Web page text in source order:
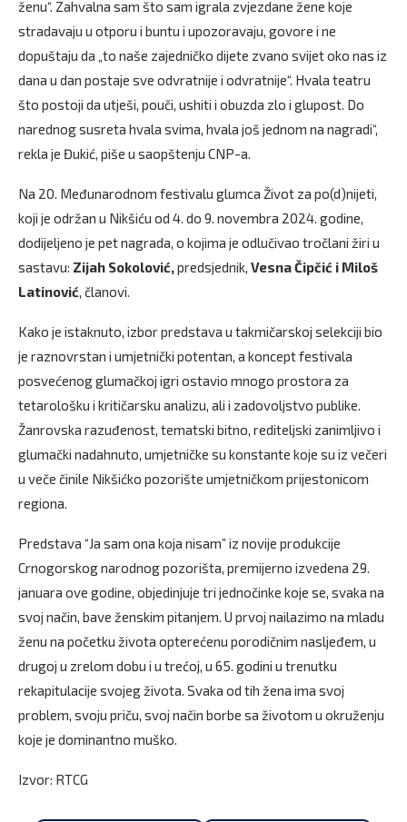
ženu“. Zahvalna sam što sam igrala zvjezdane žene koje
stradavaju u otporu i buntu i upozoravaju, govore i ne
dopuštaju da „to naše zajedničko dijete zvano svijet oko nas iz
dana u dan postaje sve odvratnije i odvratnije“. Hvala teatru
što postoji da utješi, pouči, ushiti i obuzda zlo i glupost. Do
narednog susreta hvala svima, hvala još jednom na nagradi“,
rekla je Đukić, piše u saopštenju CNP-a.
Na 20. Međunarodnom festivalu glumca Život za po(d)nijeti,
koji je održan u Nikšiću od 4. do 9. novembra 2024. godine,
dodijeljeno je pet nagrada, o kojima je odlučivao tročlani žiri u
sastavu: Zijah Sokolović,predsjednik, Vesna Čipčić i Miloš
Latinović, članovi.
Kako je istaknuto, izbor predstava u takmičarskoj selekciji bio
je raznovrstan i umjetnički potentan, a koncept festivala
posvećenog glumačkoj igri ostavio mnogo prostora za
tetarološku i kritičarsku analizu, ali i zadovoljstvo publike.
Žanrovska razuđenost, tematski bitno, rediteljski zanimljivo i
glumački nadahnuto, umjetničke su konstante koje su iz večeri
u veče činile Nikšićko pozorište umjetničkom prijestonicom
regiona.
Predstava “Ja sam ona koja nisam” iz novije produkcije
Crnogorskog narodnog pozorišta, premijerno izvedena 29.
januara ove godine, objedinjuje tri jednočinke koje se, svaka na
svoj način, bave ženskim pitanjem. U prvoj nailazimo na mladu
ženu na početku života opterećenu porodičnim nasljeđem, u
drugoj u zrelom dobu i u trećoj, u 65. godini u trenutku
rekapitulacije svojeg života. Svaka od tih žena ima svoj
problem, svoju priču, svoj način borbe sa životom u okruženju
koje je dominantno muško.
Izvor: RTCG